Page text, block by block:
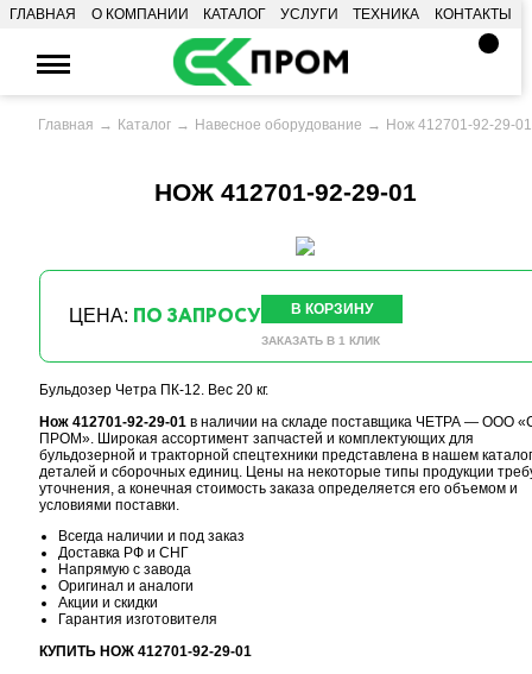
ГЛАВНАЯ О КОМПАНИИ КАТАЛОГ УСЛУГИ ТЕХНИКА КОНТАКТЫ
Главная Каталог Навесное оборудование Нож 412701-92-29-01
НОЖ 412701-92-29-01
ЦЕНА: ПО ЗАПРОСУ В КОРЗИНУ
ЗАКАЗАТЬ В 1 КЛИК
Бульдозер Четра ПК-12. Вес 20 кг.
Нож 412701-92-29-01 в наличии на складе поставщика ЧЕТРА — ООО
ПРОМ». Широкая ассортимент запчастей и комплектующих для
бульдозерной и тракторной спецтехники представлена в нашем
деталей и сборочных единиц. Цены на некоторые типы продукции
уточнения, а конечная стоимость заказа определяется его объемом и
условиями поставки.
Всегда наличии и под заказ
Доставка РФ и СНГ
Напрямую с завода
Оригинал и аналоги
Акции и скидки
Гарантия изготовителя
КУПИТЬ НОЖ 412701-92-29-01